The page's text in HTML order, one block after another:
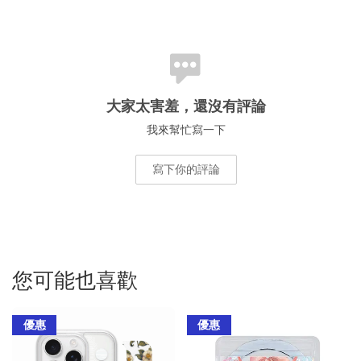
大家太害羞，還沒有評論
我來幫忙寫一下
寫下你的評論
您可能也喜歡
優惠 優惠